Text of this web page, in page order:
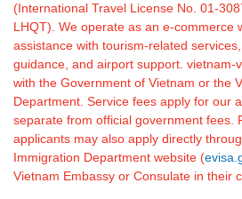
(International Travel License No. 01-
LHQT). We operate as an e-commerce
assistance with tourism-related
guidance, and airport support. vietnam-
with the Government of Vietnam or the
Department. Service fees apply for our
separate from official government fees.
applicants may also apply directly
Immigration Department website (
Vietnam Embassy or Consulate in their